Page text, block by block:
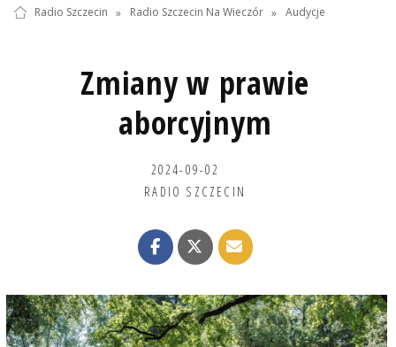
Radio Szczecin » Radio Szczecin Na Wieczór » Audycje
Zmiany w prawie
aborcyjnym
2024-09-02
RADIO SZCZECIN